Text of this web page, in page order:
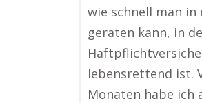
wie schnell man in
geraten kann, in
lebensrettend ist.
Monaten habe ich